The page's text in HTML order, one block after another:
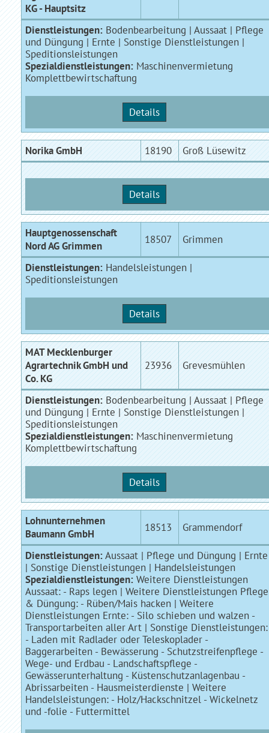
KG - Hauptsitz
Dienstleistungen: Bodenbearbeitung | Aussaat | Pflege
und Düngung | Ernte | Sonstige Dienstleistungen |
Speditionsleistungen
Spezialdienstleistungen: Maschinenvermietung
Komplettbewirtschaftung
Details
Norika GmbH 18190 Groß Lüsewitz
Details
Hauptgenossenschaft
Nord AG Grimmen
18507 Grimmen
Dienstleistungen: Handelsleistungen |
Speditionsleistungen
Details
MAT Mecklenburger
Agrartechnik GmbH und
Co. KG
23936 Grevesmühlen
Dienstleistungen: Bodenbearbeitung | Aussaat | Pflege
und Düngung | Ernte | Sonstige Dienstleistungen |
Speditionsleistungen
Spezialdienstleistungen: Maschinenvermietung
Komplettbewirtschaftung
Details
Lohnunternehmen
Baumann GmbH
18513 Grammendorf
Dienstleistungen:Aussaat | Pflege und Düngung | Ernte
| Sonstige Dienstleistungen | Handelsleistungen
Spezialdienstleistungen: Weitere Dienstleistungen
Aussaat: - Raps legen | Weitere Dienstleistungen Pflege
& Düngung: - Rüben/Mais hacken | Weitere
Dienstleistungen Ernte: - Silo schieben und walzen -
Transportarbeiten aller Art | Sonstige Dienstleistungen:
- Laden mit Radlader oder Teleskoplader -
Baggerarbeiten - Bewässerung - Schutzstreifenpflege -
Wege- und Erdbau - Landschaftspflege -
Gewässerunterhaltung - Küstenschutzanlagenbau -
Abrissarbeiten - Hausmeisterdienste | Weitere
Handelsleistungen: - Holz/Hackschnitzel - Wickelnetz
und -folie - Futtermittel